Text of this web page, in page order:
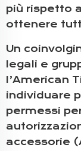
più rispetto
ottenere
Un
legali e
l’American
individuare
permessi
accessorie